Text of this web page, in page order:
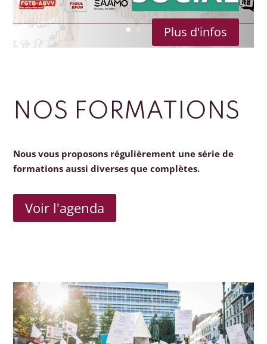
Plus d'infos
NOS FORMATIONS
Nous vous proposons régulièrement une série de
formations aussi diverses que complètes.
Voir l'agenda